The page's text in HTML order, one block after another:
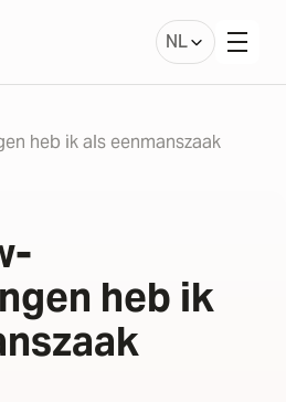
NL
heb ik als eenmanszaak
heb ik